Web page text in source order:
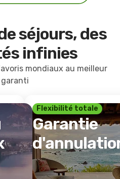
séjours, des
infinies
mondiaux au meilleur
Flexibilité totale
Garantie